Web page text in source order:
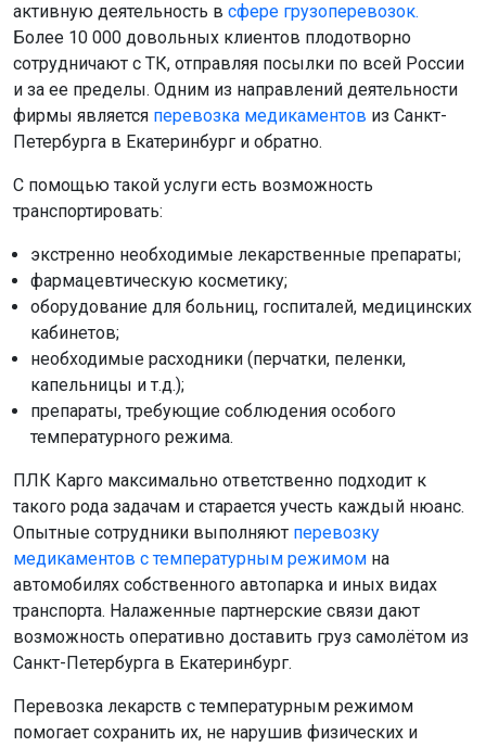
активную деятельность в сфере грузоперевозок.
Более 10 000 довольных клиентов плодотворно
сотрудничают с ТК, отправляя посылки по всей России
и за ее пределы. Одним из направлений деятельности
фирмы является перевозка медикаментов из Санкт-
Петербурга в Екатеринбург и обратно.
С помощью такой услуги есть возможность
транспортировать:
экстренно необходимые лекарственные препараты;
фармацевтическую косметику;
оборудование для больниц, госпиталей, медицинских
кабинетов;
необходимые расходники (перчатки, пеленки,
капельницы и т.д.);
препараты, требующие соблюдения особого
температурного режима.
ПЛК Карго максимально ответственно подходит к
такого рода задачам и старается учесть каждый нюанс.
Опытные сотрудники выполняют перевозку
медикаментов с температурным режимом на
автомобилях собственного автопарка и иных видах
транспорта. Налаженные партнерские связи дают
возможность оперативно доставить груз самолётом из
Санкт-Петербурга в Екатеринбург.
Перевозка лекарств с температурным режимом
помогает сохранить их, не нарушив физических и